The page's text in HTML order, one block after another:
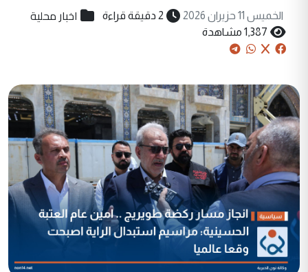
الخميس 11 حزيران 2026 2 دقيقة قراءة اخبار محلية
1,387 مشاهدة